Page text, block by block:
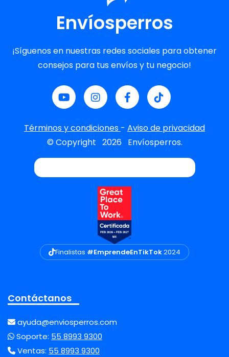
Envíosperros
¡Síguenos en nuestras redes sociales para obtener
consejos para tus envíos y tu negocio!
Términos y condiciones - Aviso de privacidad
© Copyright 2026 Envíosperros.
Finalistas #EmprendeEnTikTok2024
Contáctanos
ayuda@enviosperros.com
Soporte: 55 8993 9300
Ventas: 55 8993 9300